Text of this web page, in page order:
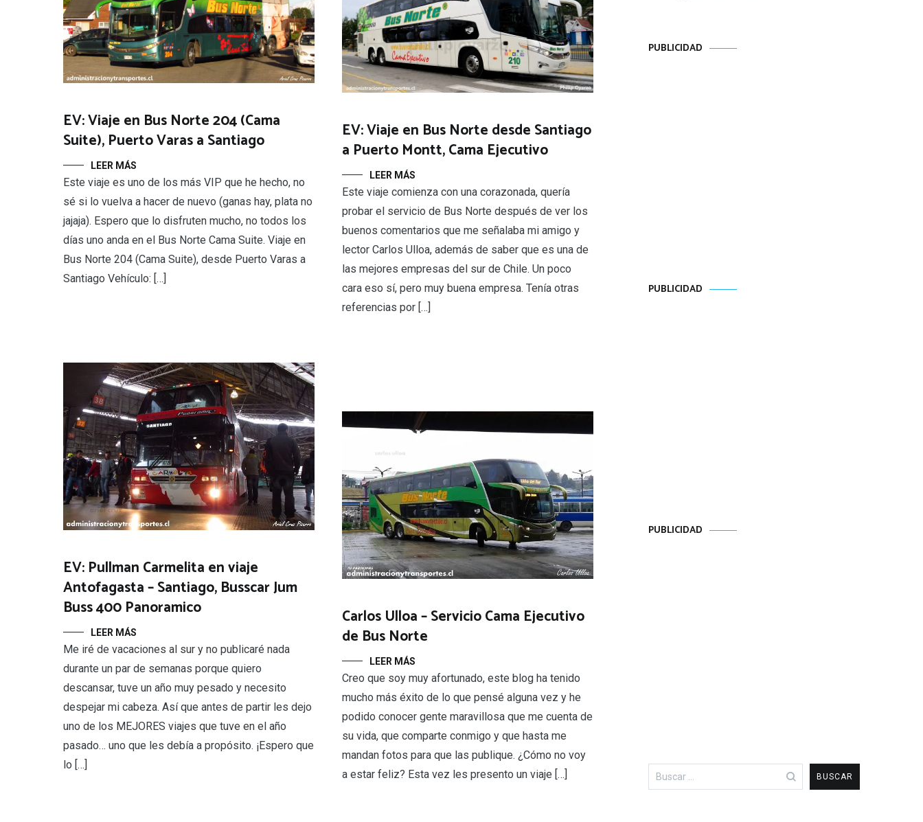
EV: Viaje en Bus Norte 204 (Cama
Suite), Puerto Varas a Santiago
LEER MÁS
Este viaje es uno de los más VIP que he hecho, no
sé si lo vuelva a hacer de nuevo (ganas hay, plata no
jajaja). Espero que lo disfruten mucho, no todos los
días uno anda en el Bus Norte Cama Suite. Viaje en
Bus Norte 204 (Cama Suite), desde Puerto Varas a
Santiago Vehículo: […]
EV: Viaje en Bus Norte desde Santiago
a Puerto Montt, Cama Ejecutivo
LEER MÁS
Este viaje comienza con una corazonada, quería
probar el servicio de Bus Norte después de ver los
buenos comentarios que me señalaba mi amigo y
lector Carlos Ulloa, además de saber que es una de
las mejores empresas del sur de Chile. Un poco
cara eso sí, pero muy buena empresa. Tenía otras
referencias por […]
EV: Pullman Carmelita en viaje
Antofagasta – Santiago, Busscar Jum
Buss 400 Panoramico
LEER MÁS
Me iré de vacaciones al sur y no publicaré nada
durante un par de semanas porque quiero
descansar, tuve un año muy pesado y necesito
despejar mi cabeza. Así que antes de partir les dejo
uno de los MEJORES viajes que tuve en el año
pasado… uno que les debía a propósito. ¡Espero que
lo […]
Carlos Ulloa – Servicio Cama Ejecutivo
de Bus Norte
LEER MÁS
Creo que soy muy afortunado, este blog ha tenido
mucho más éxito de lo que pensé alguna vez y he
podido conocer gente maravillosa que me cuenta de
su vida, que comparte conmigo y que hasta me
mandan fotos para que las publique. ¿Cómo no voy
a estar feliz? Esta vez les presento un viaje […]
PUBLICIDAD
PUBLICIDAD
PUBLICIDAD
Buscar: